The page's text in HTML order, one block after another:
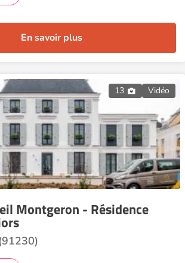
En savoir plus
13 Vidéo
Montgeron - Résidence